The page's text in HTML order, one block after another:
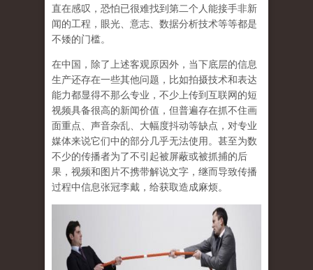
直在感叹，恐怕已很难找到第二个人能接手非新
闻的工程，眼光、意志、数据分析技术等等都是
不矮的门槛。
在中国，除了上述客观原因外，当下底层的信息
生产还存在一些其他问题，比如拍摄技术和表达
能力都显得不那么专业，不少上传到互联网的短
视频具备很高的新闻价值，但普遍存在抓不住画
面重点、声音杂乱、大幅度抖动等缺点，对专业
媒体来说它们中的部分几乎无法使用。甚至为数
不少的传播者为了不引起被屏蔽或被抓捕的后
果，视频和图片不携带解说文字，继而导致传播
过程中信息张冠李戴，给获取造成麻烦。